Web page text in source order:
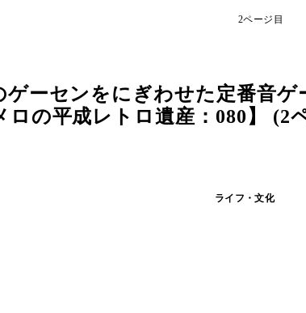
2ページ目
ゲーセンをにぎわせた定番音
ロの平成レトロ遺産：080】 (2
ライフ・文化